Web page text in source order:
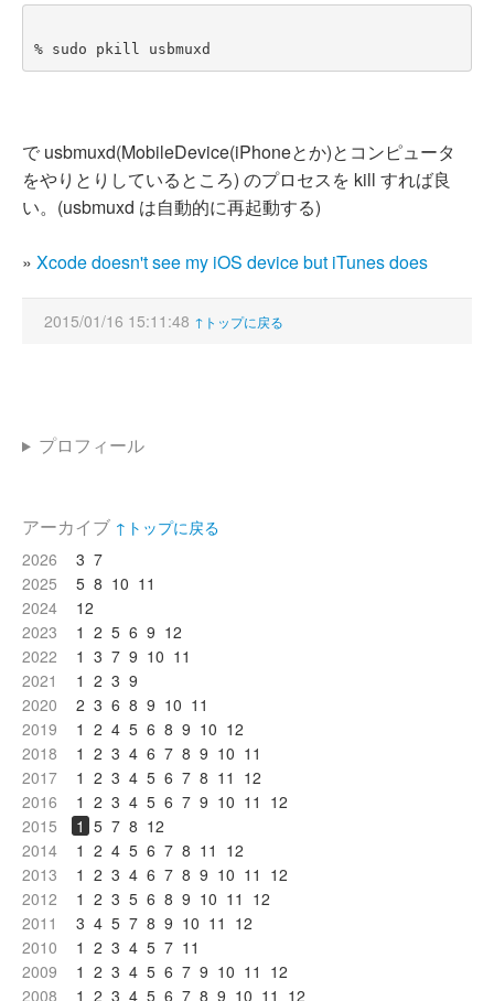
% sudo pkill usbmuxd
で usbmuxd(MobileDevice(iPhoneとか)とコンピュータ
をやりとりしているところ) のプロセスを kill すれば良
い。(usbmuxd は自動的に再起動する)
» Xcode doesn't see my iOS device but iTunes does
2015/01/16 15:11:48 ↑トップに戻る
プロフィール
アーカイブ ↑トップに戻る
2026
3 7
2025
5 8 10 11
2024
12
2023
1 2 5 6 9 12
2022
1 3 7 9 10 11
2021
1 2 3 9
2020
2 3 6 8 9 10 11
2019
1 2 4 5 6 8 9 10 12
2018
1 2 3 4 6 7 8 9 10 11
2017
1 2 3 4 5 6 7 8 11 12
2016
1 2 3 4 5 6 7 9 10 11 12
2015
1 5 7 8 12
2014
1 2 4 5 6 7 8 11 12
2013
1 2 3 4 6 7 8 9 10 11 12
2012
1 2 3 5 6 8 9 10 11 12
2011
3 4 5 7 8 9 10 11 12
2010
1 2 3 4 5 7 11
2009
1 2 3 4 5 6 7 9 10 11 12
2008
1 2 3 4 5 6 7 8 9 10 11 12